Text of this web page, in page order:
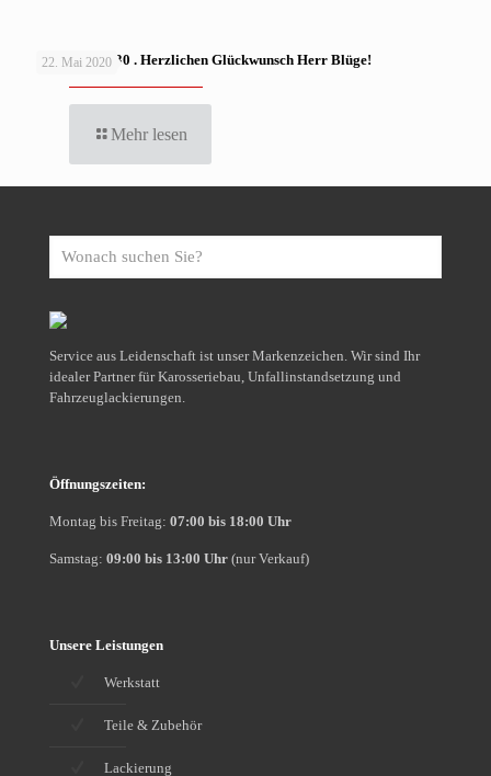
22. Mai 2020
MAZDA CX-30 . Herzlichen Glückwunsch Herr Blüge!
Mehr lesen
suchen
Service aus Leidenschaft ist unser Markenzeichen. Wir sind Ihr
idealer Partner für Karosseriebau, Unfallinstandsetzung und
Fahrzeuglackierungen.
Öffnungszeiten:
Montag bis Freitag: 07:00 bis 18:00 Uhr
Samstag: 09:00 bis 13:00 Uhr (nur Verkauf)
Unsere Leistungen
Werkstatt
Teile & Zubehör
Lackierung